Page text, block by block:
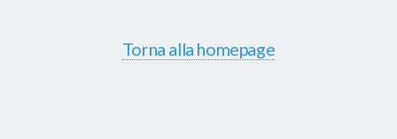
Torna alla homepage